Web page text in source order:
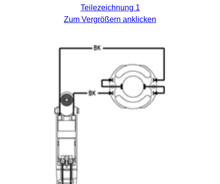
Teilezeichnung 1
Zum Vergrößern anklicken